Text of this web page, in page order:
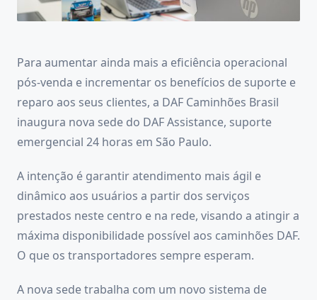
Para aumentar ainda mais a eficiência operacional
pós-venda e incrementar os benefícios de suporte e
reparo aos seus clientes, a DAF Caminhões Brasil
inaugura nova sede do DAF Assistance, suporte
emergencial 24 horas em São Paulo.
A intenção é garantir atendimento mais ágil e
dinâmico aos usuários a partir dos serviços
prestados neste centro e na rede, visando a atingir a
máxima disponibilidade possível aos caminhões DAF.
O que os transportadores sempre esperam.
A nova sede trabalha com um novo sistema de